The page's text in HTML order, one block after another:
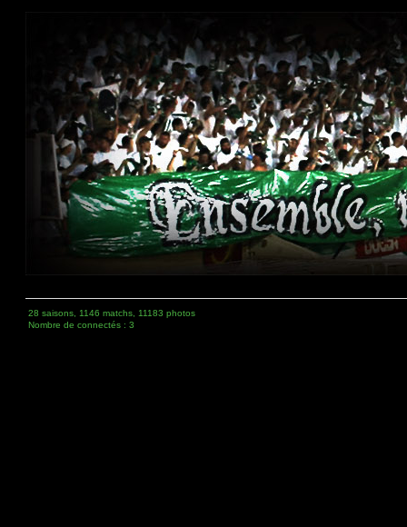
28 saisons, 1146 matchs, 11183 photos
Nombre de connectés : 3